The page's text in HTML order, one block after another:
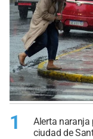
1
Alerta naranja
ciudad de